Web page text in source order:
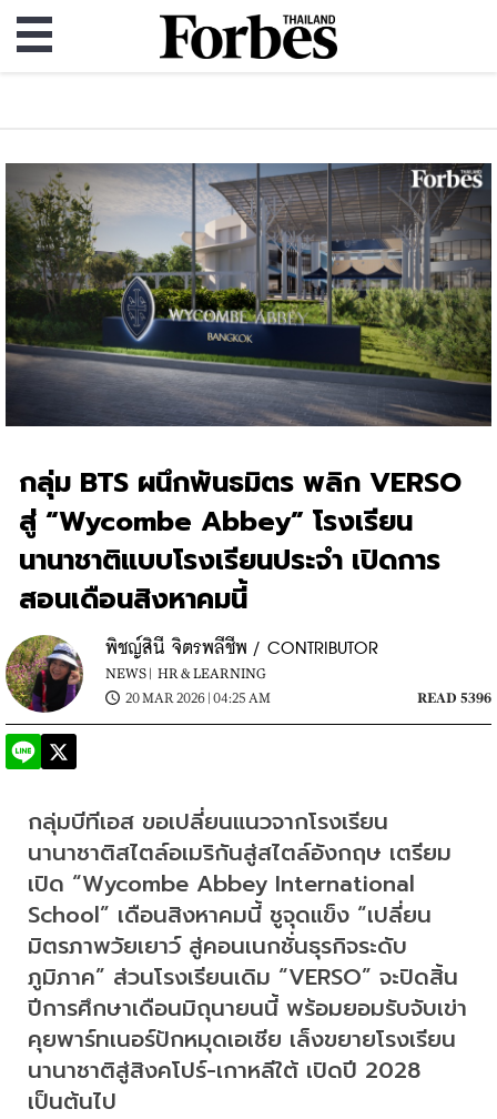
กลุ่ม BTS ผนึกพันธมิตร พลิก VERSO
สู่ “Wycombe Abbey” โรงเรียน
นานาชาติแบบโรงเรียนประจำ เปิดการ
สอนเดือนสิงหาคมนี้
พิชญ์สินี จิตรพลีชีพ / CONTRIBUTOR
NEWS | HR & LEARNING
20 MAR 2026 | 04:25 AM
READ 5396
กลุ่มบีทีเอส ขอเปลี่ยนแนวจากโรงเรียน
นานาชาติสไตล์อเมริกันสู่สไตล์อังกฤษ เตรียม
เปิด “Wycombe Abbey International
School” เดือนสิงหาคมนี้ ชูจุดแข็ง “เปลี่ยน
มิตรภาพวัยเยาว์ สู่คอนเนกชั่นธุรกิจระดับ
ภูมิภาค” ส่วนโรงเรียนเดิม “VERSO” จะปิดสิ้น
ปีการศึกษาเดือนมิถุนายนนี้ พร้อมยอมรับจับเข่า
คุยพาร์ทเนอร์ปักหมุดเอเชีย เล็งขยายโรงเรียน
นานาชาติสู่สิงคโปร์-เกาหลีใต้ เปิดปี 2028
เป็นต้นไป